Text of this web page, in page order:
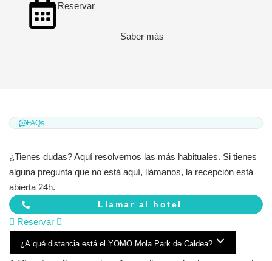
Reservar
Saber más
FAQs
¿Tienes dudas? Aquí resolvemos las más habituales. Si tienes
alguna pregunta que no está aquí, llámanos, la recepción está
abierta 24h.
Llamar al hotel
Reservar
¿A qué distancia está el YOMO Mola Park de Caldea?